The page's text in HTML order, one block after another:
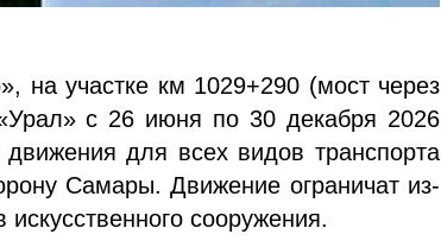
на участке км 1029+290 (мост через
с 26 июня по 30 декабря 2026
для всех видов транспорта
Самары. Движение ограничат из-
сооружения.